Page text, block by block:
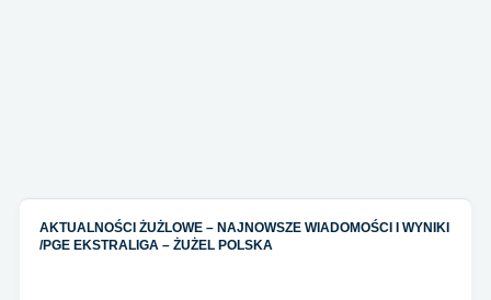
AKTUALNOŚCI ŻUŻLOWE – NAJNOWSZE WIADOMOŚCI I WYNIKI
/PGE EKSTRALIGA – ŻUŻEL POLSKA